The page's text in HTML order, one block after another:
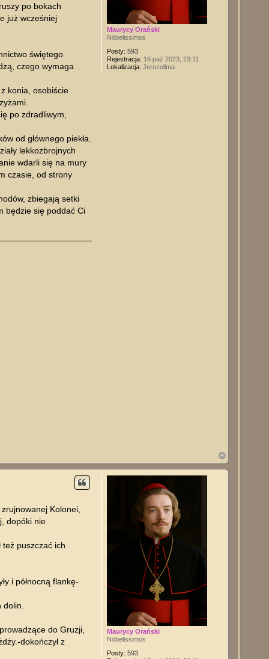
Maurycy Orański
Nōbelissimos
Posty: 593
Rejestracja: 16 paź 2023, 23:11
Lokalizacja: Jerozolima
po bokach
już wcześniej
świętego
czego wymaga
konia, osobiście
po zdradliwym,
od głównego piekła.
lekkozbrojnych
wdarli się na mury
czasie, od strony
zbiegają setki
będzie się poddać Ci
a
g
Maurycy Orański
Nōbelissimos
Posty: 593
Kolonei,
dopóki nie
też puszczać ich
i północną flankę-
dolin.
do Gruzji,
dokończył z